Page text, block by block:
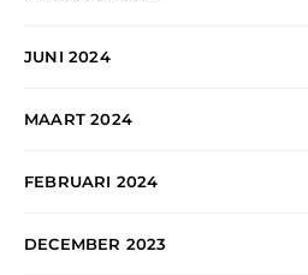
JUNI 2024
MAART 2024
FEBRUARI 2024
DECEMBER 2023